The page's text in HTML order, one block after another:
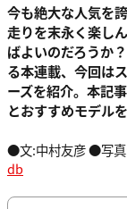
今も絶大な人気を
走りを末永く楽し
ばよいのだろうか
る本連載、今回は
ーズを紹介。本記
とおすすめモデル
●文:中村友彦 ●写真
db